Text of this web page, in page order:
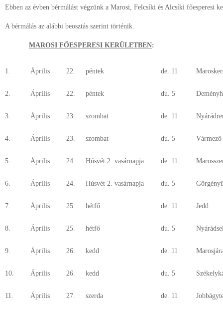
Ebben az évben bérmálást végzünk a Marosi, Felcsíki és Alcsíki főesperesi
A bérmálás az alábbi beosztás szerint történik.
MAROSI FŐESPERESI KERÜLETBEN:
1. Április 22. péntek de. 11
2. Április 22. péntek du. 5
3. Április 23. szombat de. 11
4. Április 23. szombat du. 5 Vármező
5. Április 24. Húsvét 2. vasárnapja de. 11
6. Április 24. Húsvét 2. vasárnapja du. 5
7. Április 25. hétfő de. 11 Jedd
8. Április 25. hétfő du. 5
9. Április 26. kedd de. 11
10. Április 26. kedd du. 5
11. Április 27. szerda de. 11